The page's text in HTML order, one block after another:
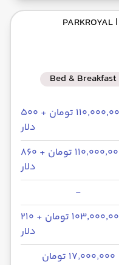
| PARKROYAL
Bed & Breakfast
۱۱۰٬۰۰۰٬۰۰۰ تومان + ۵۰۰
دلار
۱۱۰٬۰۰۰٬۰۰۰ تومان + ۸۶۰
دلار
-
۱۰۳٬۰۰۰٬۰۰۰ تومان + ۲۱۰
دلار
۱۷٬۰۰۰٬۰۰۰ تومان